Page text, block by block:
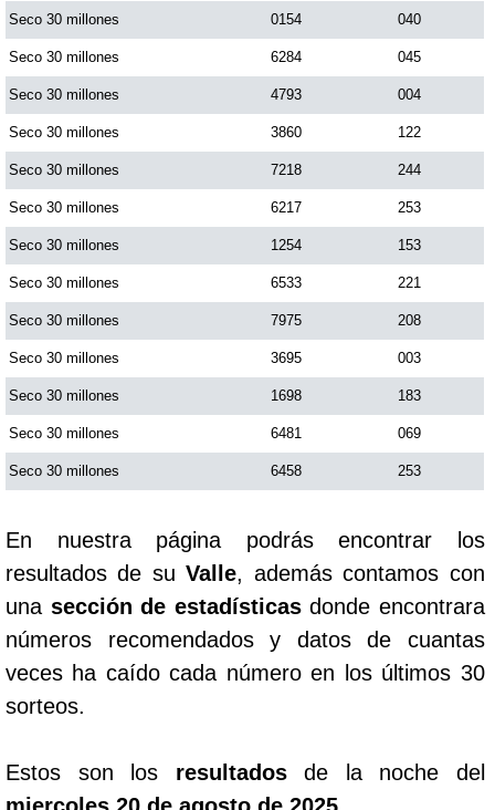
Pick 3 Día
Pick 3 Noche
Pick 4 Día
Pick 4 Noche
Pijao de Oro
Sinuano Día
Super Chontico Noche
Seco 30 millones 0154 040
Seco 30 millones 6284 045
Seco 30 millones 4793 004
Seco 30 millones 3860 122
Seco 30 millones 7218 244
Seco 30 millones 6217 253
Seco 30 millones 1254 153
Seco 30 millones 6533 221
Seco 30 millones 7975 208
Seco 30 millones 3695 003
Seco 30 millones 1698 183
Seco 30 millones 6481 069
Seco 30 millones 6458 253
En nuestra página podrás encontrar los
resultados de suValle, además contamos con
una sección de estadísticasdonde encontrara
números recomendados y datos de cuantas
veces ha caído cada número en los últimos 30
sorteos.
Estos son los resultadosde la noche del